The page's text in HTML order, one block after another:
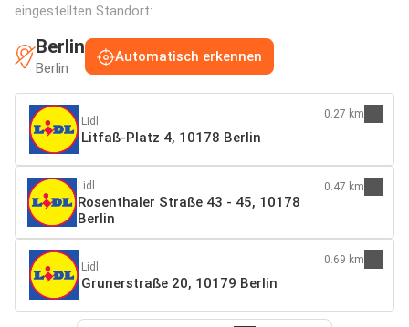
eingestellten Standort:
Berlin
Berlin
Automatisch erkennen
Lidl
Litfaß-Platz 4, 10178 Berlin
0.27 km
Lidl
Rosenthaler Straße 43 - 45, 10178
Berlin
0.47 km
Lidl
Grunerstraße 20, 10179 Berlin
0.69 km